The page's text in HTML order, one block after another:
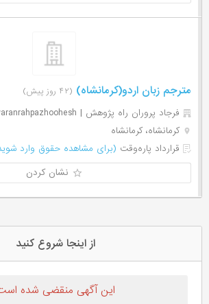
مترجم زبان اردو(کرمانشاه) (۴۲ روز پیش)
فرجاد پروران راه پژوهش | Farjadparvaranrahpazhoohesh
کرمانشاه، کرمانشاه
قرارداد پاره‌وقت (برای مشاهده حقوق وارد
نشان کردن
از اینجا شروع کنید
این آگهی منقضی شده